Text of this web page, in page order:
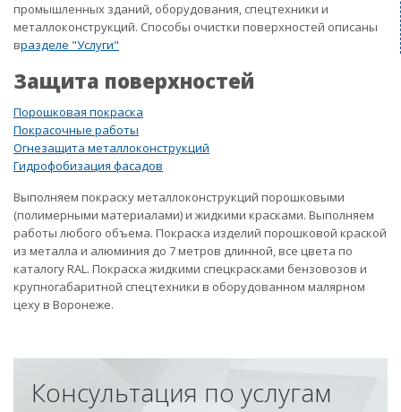
промышленных зданий, оборудования, спецтехники и
металлоконструкций. Способы очистки поверхностей описаны
вразделе "Услуги"
Защита поверхностей
Порошковая покраска
Покрасочные работы
Огнезащита металлоконструкций
Гидрофобизация фасадов
Выполняем покраску металлоконструкций порошковыми
(полимерными материалами) и жидкими красками. Выполняем
работы любого объема. Покраска изделий порошковой краской
из металла и алюминия до 7 метров длинной, все цвета по
каталогу RAL. Покраска жидкими спецкрасками бензовозов и
крупногабаритной спецтехники в оборудованном малярном
цеху в Воронеже.
Консультация по услугам